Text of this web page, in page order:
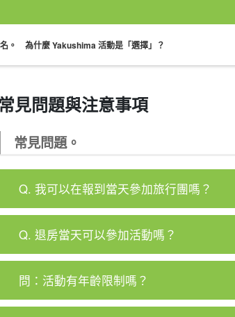
。 為什麼 Yakushima 活動是「選擇」？
計劃
常見問題與注意事項
常見問題。
Q. 我可以在報到當天參加旅行團嗎？
Q. 退房當天可以參加活動嗎？
問：活動有年齡限制嗎？